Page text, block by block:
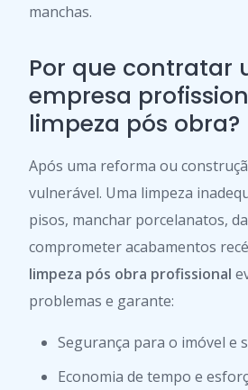
manchas.
Por que contratar
empresa
limpeza pós obra?
Após uma reforma ou
vulnerável. Uma limpeza
pisos, manchar porcelanatos,
comprometer acabamentos
limpeza pós obra profissional
problemas e garante:
Segurança para o imóvel e
Economia de tempo e